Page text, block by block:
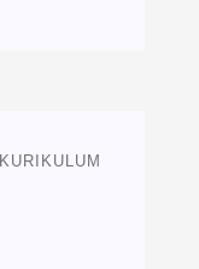
KURIKULUM